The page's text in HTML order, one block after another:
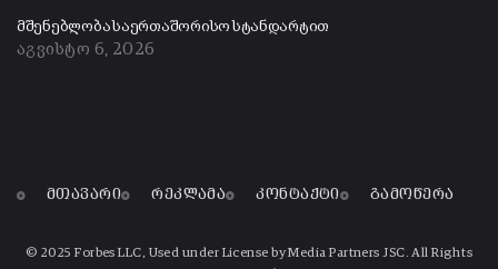
მშენებლობა საერთაშორისო სტანდარტით
აგვისტო 6, 2026
მთავარი რეკლამა კონტაქტი გამოწერა
© 2025 Forbes LLC, Used under License by Media Partners JSC. All Rights